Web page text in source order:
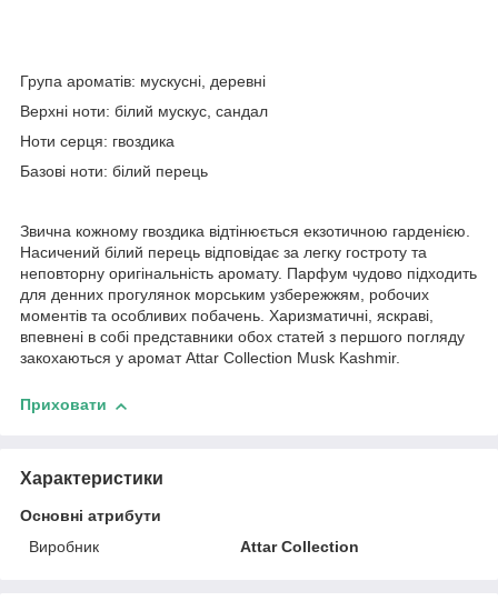
Група ароматів: мускусні, деревні
Верхні ноти: білий мускус, сандал
Ноти серця: гвоздика
Базові ноти: білий перець
Звична кожному гвоздика відтінюється екзотичною гарденією.
Насичений білий перець відповідає за легку гостроту та
неповторну оригінальність аромату. Парфум чудово підходить
для денних прогулянок морським узбережжям, робочих
моментів та особливих побачень. Харизматичні, яскраві,
впевнені в собі представники обох статей з першого погляду
закохаються у аромат Attar Collection Musk Kashmir.
Приховати
Характеристики
Основні атрибути
Виробник
Attar Collection